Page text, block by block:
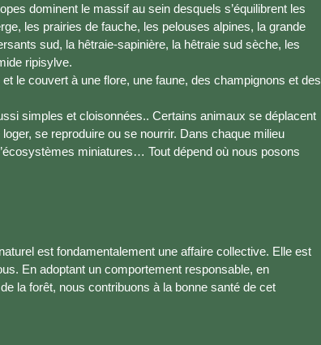
dominent le massif au sein desquels s’équilibrent les
les prairies de fauche, les pelouses alpines, la grande
sud, la hêtraie-sapinière, la hêtraie sud sèche, les
ripisylve.
le couvert à une flore, une faune, des champignons et des
simples et cloisonnées.. Certains animaux se déplacent
se reproduire ou se nourrir. Dans chaque milieu
miniatures… Tout dépend où nous posons
est fondamentalement une affaire collective. Elle est
En adoptant un comportement responsable, en
la forêt, nous contribuons à la bonne santé de cet